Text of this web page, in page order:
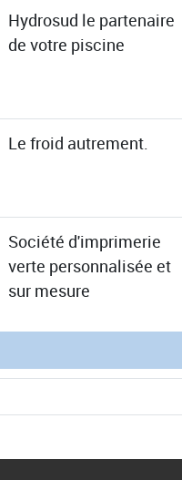
Hydrosud le partenaire
de votre piscine
Le froid autrement.
Société d'imprimerie
verte personnalisée et
sur mesure